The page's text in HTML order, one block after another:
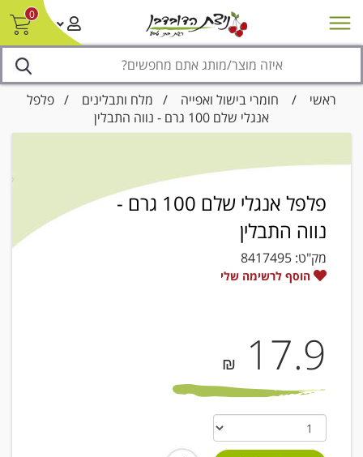
0
מבצעים סניפים צור קשר/ביטול הזמנה
ראשי / חומרי בישול ואפייה / מלח ותבלינים / פלפל
אנגלי שלם 100 גרם - נווה התבלין
פלפל אנגלי שלם 100 גרם -
נווה התבלין
מק"ט: 8417495
הוסף לרשימה שלי
17.9
₪